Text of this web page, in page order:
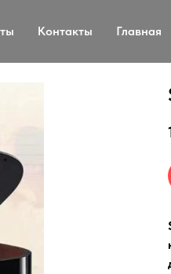
Контакты Главная